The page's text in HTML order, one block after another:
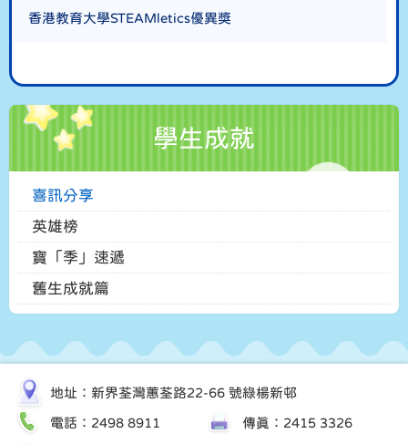
香港教育大學STEAMletics優異獎
學生成就
喜訊分享
英雄榜
寶「季」速遞
舊生成就篇
地址：新界荃灣蕙荃路22-66 號綠楊新邨
電話：2498 8911 傳真：2415 3326